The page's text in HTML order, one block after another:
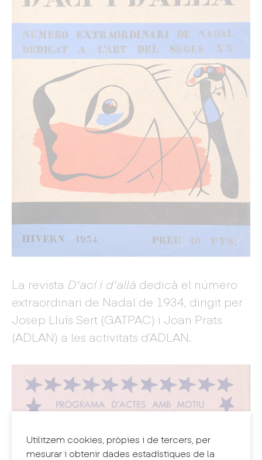
La revista D'ací i d'allà dedicà el número
extraordinari de Nadal de 1934, dirigit per
Josep Lluís Sert (GATPAC) i Joan Prats
(ADLAN) a les activitats d’ADLAN.
Utilitzem cookies, pròpies i de tercers, per
mesurar i obtenir dades estadístiques de la